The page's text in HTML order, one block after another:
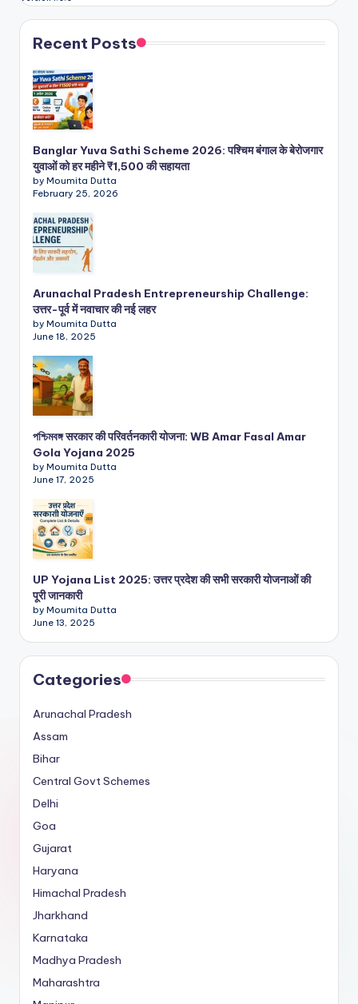
Recent Posts
Banglar Yuva Sathi Scheme 2026: पश्चिम बंगाल के बेरोजगार
युवाओं को हर महीने ₹1,500 की सहायता
by Moumita Dutta
February 25, 2026
Arunachal Pradesh Entrepreneurship Challenge:
उत्तर-पूर्व में नवाचार की नई लहर
by Moumita Dutta
June 18, 2025
পশ্চিমবঙ্গ सरकार की परिवर्तनकारी योजना: WB Amar Fasal Amar
Gola Yojana 2025
by Moumita Dutta
June 17, 2025
UP Yojana List 2025: उत्तर प्रदेश की सभी सरकारी योजनाओं की
पूरी जानकारी
by Moumita Dutta
June 13, 2025
Categories
Arunachal Pradesh
Assam
Bihar
Central Govt Schemes
Delhi
Goa
Gujarat
Haryana
Himachal Pradesh
Jharkhand
Karnataka
Madhya Pradesh
Maharashtra